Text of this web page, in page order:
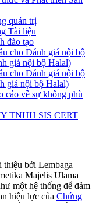
quản trị
Tài liệu
đào tạo
cho Đánh giá nội bộ
giá nội bộ Halal)
cho Đánh giá nội bộ
giá nội bộ Halal)
cáo về sự không phù
TNHH SIS CERT
bởi Lembaga
Majelis Ulama
một hệ thống để đảm
hiệu lực của Chứng